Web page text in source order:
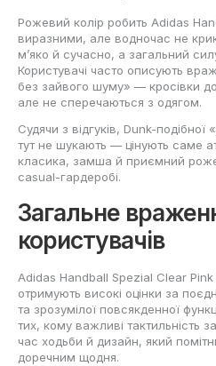
Рожевий колір робить Adidas
виразними, але водночас не
м’яко й сучасно, а загальний
Користувачі часто описують
без зайвого шуму» — кросівки
але не сперечаються з одягом.
Судячи з відгуків, Dunk-подібної
тут не шукають — цінують саме
класика, замша й приємний
casual-гардеробі.
Загальне
користувачів
Adidas Handball Spezial Clear Pink
отримують високі оцінки за
та зрозумілої повсякденної
тих, кому важливі тактильність
час ходьби й дизайн, який
доречним щодня.